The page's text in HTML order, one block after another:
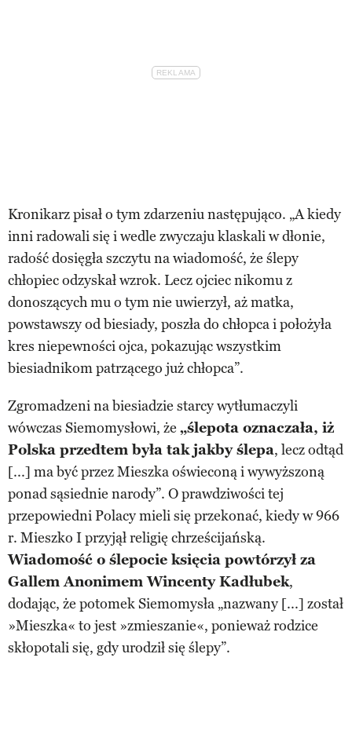
Kronikarz pisał o tym zdarzeniu następująco. „A kiedy
inni radowali się i wedle zwyczaju klaskali w dłonie,
radość dosięgła szczytu na wiadomość, że ślepy
chłopiec odzyskał wzrok. Lecz ojciec nikomu z
donoszących mu o tym nie uwierzył, aż matka,
powstawszy od biesiady, poszła do chłopca i położyła
kres niepewności ojca, pokazując wszystkim
biesiadnikom patrzącego już chłopca”.
Zgromadzeni na biesiadzie starcy wytłumaczyli
wówczas Siemomysłowi, że „ślepota oznaczała, iż
Polska przedtem była tak jakby ślepa, lecz odtąd
[...] ma być przez Mieszka oświeconą i wywyższoną
ponad sąsiednie narody”. O prawdziwości tej
przepowiedni Polacy mieli się przekonać, kiedy w 966
r. Mieszko I przyjął religię chrześcijańską.
Wiadomość o ślepocie księcia powtórzył za
Gallem Anonimem Wincenty Kadłubek,
dodając, że potomek Siemomysła „nazwany [...] został
»Mieszka« to jest »zmieszanie«, ponieważ rodzice
skłopotali się, gdy urodził się ślepy”.